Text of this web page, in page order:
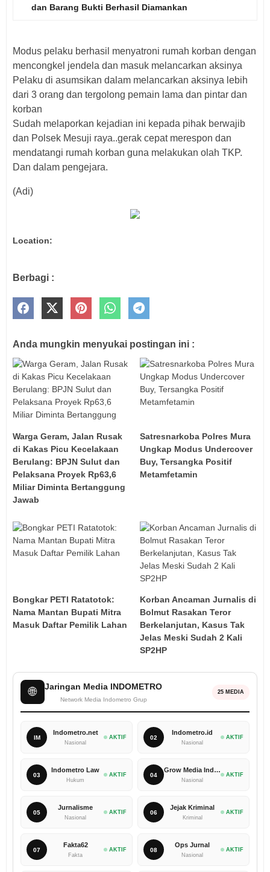
dan Barang Bukti Berhasil Diamankan
Modus pelaku berhasil menyatroni rumah korban dengan
mencongkel jendela dan masuk melancarkan aksinya
Pelaku di asumsikan dalam melancarkan aksinya lebih
dari 3 orang dan tergolong pemain lama dan pintar dan
korban
Sudah melaporkan kejadian ini kepada pihak berwajib
dan Polsek Mesuji raya..gerak cepat merespon dan
mendatangi rumah korban guna melakukan olah TKP.
Dan dalam pengejara.
(Adi)
Location:
Berbagi :
Anda mungkin menyukai postingan ini :
Warga Geram, Jalan Rusak
di Kakas Picu Kecelakaan
Berulang: BPJN Sulut dan
Pelaksana Proyek Rp63,6
Miliar Diminta Bertanggung
Jawab
Satresnarkoba Polres Mura
Ungkap Modus Undercover
Buy, Tersangka Positif
Metamfetamin
Bongkar PETI Ratatotok:
Nama Mantan Bupati Mitra
Masuk Daftar Pemilik Lahan
Korban Ancaman Jurnalis di
Bolmut Rasakan Teror
Berkelanjutan, Kasus Tak
Jelas Meski Sudah 2 Kali
SP2HP
🌐 Jaringan Media INDOMETRO
Network Media Indometro Grup
25 MEDIA
IM
Indometro.net
Nasional
AKTIF 02
Indometro.id
Nasional
AKTIF
03
Indometro Law
Hukum
AKTIF 04
Grow Media Indonesia
Nasional
AKTIF
05
Jurnalisme
Nasional
AKTIF 06
Jejak Kriminal
Kriminal
AKTIF
07
Fakta62
Fakta
AKTIF 08
Ops Jurnal
Nasional
AKTIF